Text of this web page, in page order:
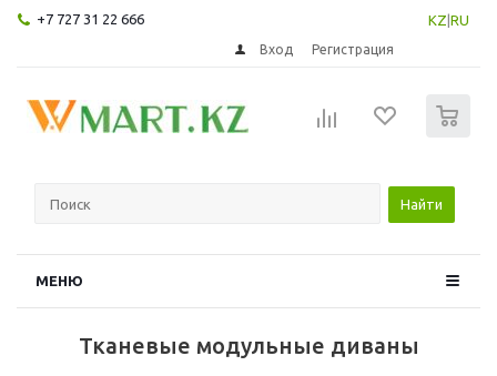
+7 727 31 22 666 KZ RU
Вход Регистрация
Найти
МЕНЮ
Тканевые модульные диваны